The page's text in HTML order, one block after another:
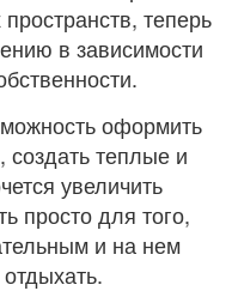
теперь
в зависимости
оформить
теплые и
увеличить
просто для того,
и на нем